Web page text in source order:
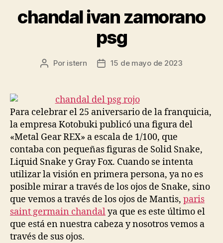
chandal ivan zamorano
psg
Autor
entrada
Por istern
Fecha
entrada
15 de mayo de 2023
Para celebrar el 25 aniversario de la franquicia,
la empresa Kotobuki publicó una figura del
«Metal Gear REX» a escala de 1/100, que
contaba con pequeñas figuras de Solid Snake,
Liquid Snake y Gray Fox. Cuando se intenta
utilizar la visión en primera persona, ya no es
posible mirar a través de los ojos de Snake, sino
que vemos a través de los ojos de Mantis, paris
saint germain chandalya que es este último el
que está en nuestra cabeza y nosotros vemos a
través de sus ojos.